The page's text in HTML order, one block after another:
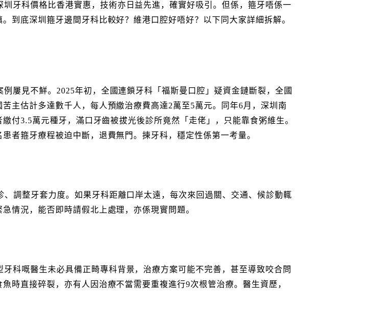
牙科價格比香港實惠，技術亦日益先進，確實好吸引。但係，箍牙唔係一
到底深圳箍牙邊間牙科比較好？維港口腔好唔好？以下同大家詳細拆解。
屢見不鮮。2025年初，全國連鎖牙科「福斯曼口腔」疑資金鏈斷裂，全國
主估計多達數千人，每人預繳治療費高達2萬至5萬元。同年6月，深圳南
付3.5萬元種牙，滿口牙齒被拔光後診所竟然「走佬」，只能靠食粥維生。
者箍牙療程被迫中斷，退費無門。揀牙科，穩定性係第一考量。
調整牙套力度。如果牙科距離口岸太遠，每次來回過關、交通、候診動輒
情況，能否即時請假北上處理，亦係現實問題。
科嘅醫生未必具備正畸專科背景，治療方案可能不完善，甚至導致咬合問
時直接碎裂，亦有人因治療不當需要重複進行9次根管治療。醫生資歷，